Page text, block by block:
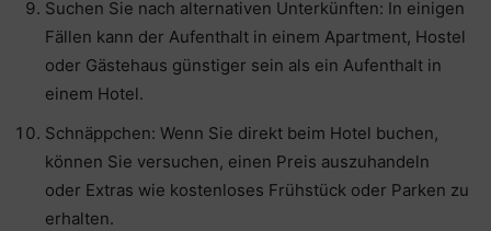
Suchen Sie nach alternativen Unterkünften: In einigen
Fällen kann der Aufenthalt in einem Apartment, Hostel
oder Gästehaus günstiger sein als ein Aufenthalt in
einem Hotel.
Schnäppchen: Wenn Sie direkt beim Hotel buchen,
können Sie versuchen, einen Preis auszuhandeln
oder Extras wie kostenloses Frühstück oder Parken zu
erhalten.